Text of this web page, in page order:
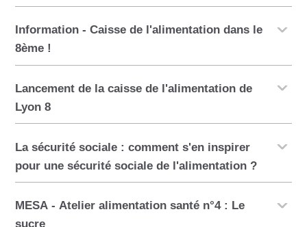
Information - Caisse de l'alimentation dans le
8ème !
Lancement de la caisse de l'alimentation de
Lyon 8
La sécurité sociale : comment s'en inspirer
pour une sécurité sociale de l'alimentation ?
MESA - Atelier alimentation santé n°4 : Le
sucre